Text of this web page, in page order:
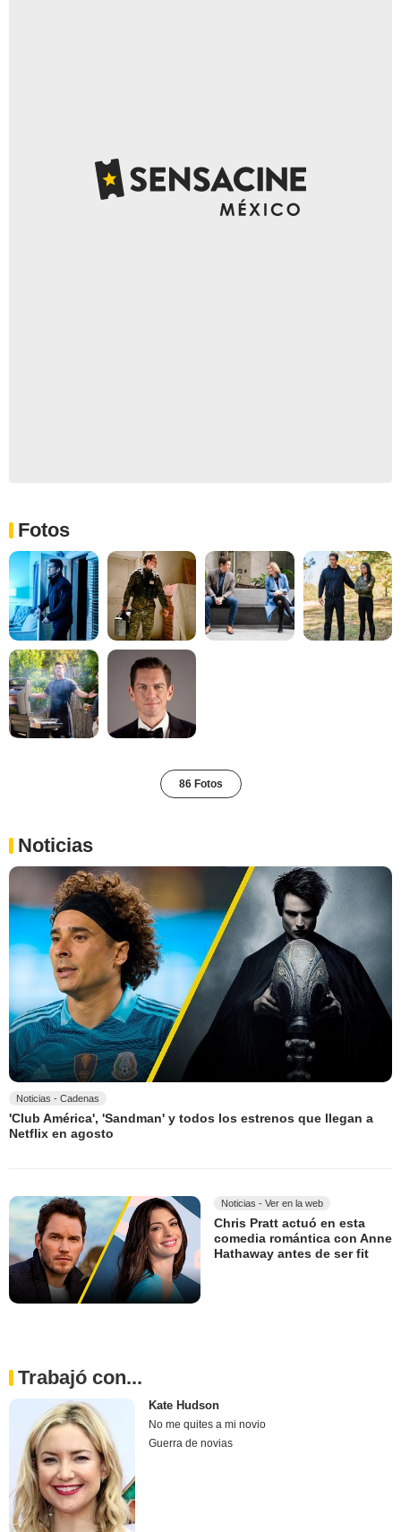
Fotos
86 Fotos
Noticias
Noticias - Cadenas
'Club América', 'Sandman' y todos los estrenos que llegan a
Netflix en agosto
Noticias - Ver en la web
Chris Pratt actuó en esta
comedia romántica con Anne
Hathaway antes de ser fit
Trabajó con...
Kate Hudson
No me quites a mi novio
Guerra de novias